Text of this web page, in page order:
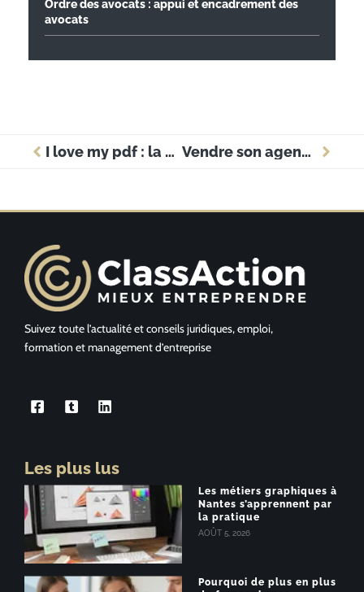
Ordre des avocats : appui et encadrement des
avocats
I love my pdf : la gestion rapide pour vos documents professionnels Vendre son agence immobilière : les étapes pour réussir sa transaction
Suivez toute l’actualité et conseils juridiques, emploi,
formation et management d’entreprise
Les plus lus
Les métiers graphiques à
Nantes s’apprennent par
la pratique
AOÛT 5, 2026
Pourquoi de plus en plus